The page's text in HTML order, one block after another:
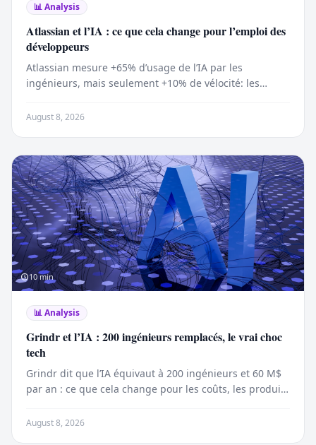
📊Analysis
Atlassian et l’IA : ce que cela change pour l’emploi des
développeurs
Atlassian mesure +65% d’usage de l’IA par les
ingénieurs, mais seulement +10% de vélocité: les
August 8, 2026
10 min
📊Analysis
Grindr et l’IA : 200 ingénieurs remplacés, le vrai choc
tech
Grindr dit que l’IA équivaut à 200 ingénieurs et 60 M$
par an : ce que cela change pour les coûts, les produits
August 8, 2026